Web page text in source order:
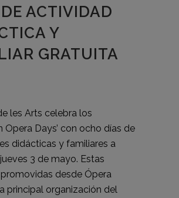
ACTIVIDAD
Y
GRATUITA
les Arts celebra los
Opera Days’ con ocho días de
didácticas y familiares a
3 de mayo. Estas
desde Ópera
principal organización del